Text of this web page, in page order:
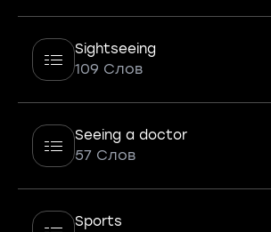
Sightseeing
109 Слов
Seeing a doctor
57 Слов
Sports